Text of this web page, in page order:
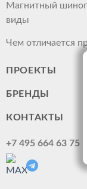
Магнитный
виды
Чем отличается
ПРОЕКТЫ
БРЕНДЫ
КОНТАКТЫ
+7 495 664 63 75